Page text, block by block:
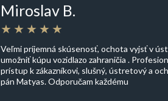
Miroslav B.
Veľmi príjemná skúsenosť, ochota vyjsť v
umožniť kúpu vozidlazo zahraničia .
prístup k zákazníkovi, slušný, ústretový a
pán Matyas. Odporučam každému